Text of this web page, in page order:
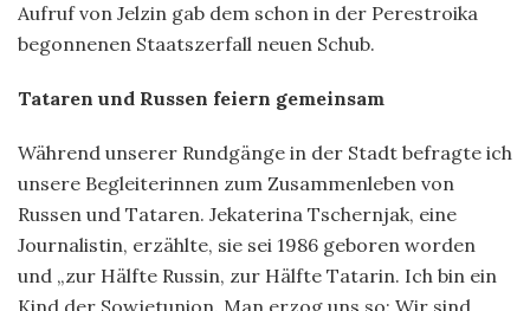
Aufruf von Jelzin gab dem schon in der Perestroika
begonnenen Staatszerfall neuen Schub.
Tataren und Russen feiern gemeinsam
Während unserer Rundgänge in der Stadt befragte ich
unsere Begleiterinnen zum Zusammenleben von
Russen und Tataren. Jekaterina Tschernjak, eine
Journalistin, erzählte, sie sei 1986 geboren worden
und „zur Hälfte Russin, zur Hälfte Tatarin. Ich bin ein
Kind der Sowjetunion. Man erzog uns so: Wir sind